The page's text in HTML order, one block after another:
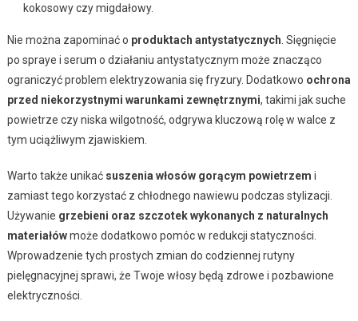
kokosowy czy migdałowy.
Nie można zapominać o produktach antystatycznych . Sięgnięcie
po spraye i serum o działaniu antystatycznym może znacząco
ograniczyć problem elektryzowania się fryzury. Dodatkowo ochrona
przed niekorzystnymi warunkami zewnętrznymi, takimi jak suche
powietrze czy niska wilgotność, odgrywa kluczową rolę w walce z
tym uciążliwym zjawiskiem.
Warto także unikać suszenia włosów gorącym powietrzem i
zamiast tego korzystać z chłodnego nawiewu podczas stylizacji.
Używanie grzebieni oraz szczotek wykonanych z naturalnych
materiałówmoże dodatkowo pomóc w redukcji statyczności.
Wprowadzenie tych prostych zmian do codziennej rutyny
pielęgnacyjnej sprawi, że Twoje włosy będą zdrowe i pozbawione
elektryczności.